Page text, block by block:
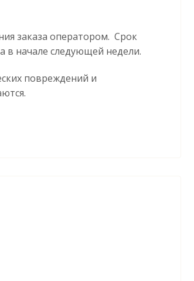
заказа оператором. Срок
в начале следующей недели.
повреждений и